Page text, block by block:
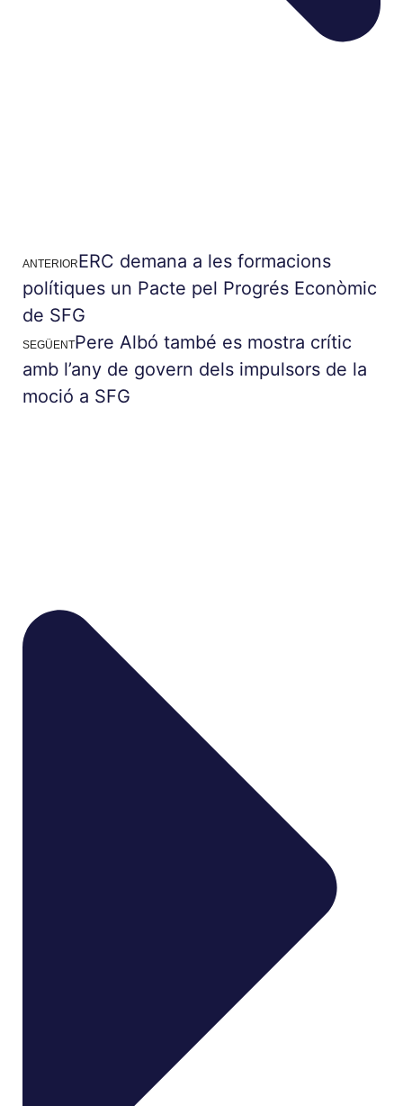
ANTERIORERC demana a les formacions
polítiques un Pacte pel Progrés Econòmic
de SFG
SEGÜENTPere Albó també es mostra crític
amb l’any de govern dels impulsors de la
moció a SFG